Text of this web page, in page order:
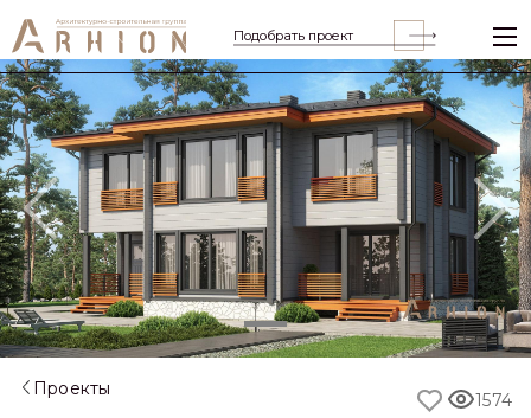
Подобрать проект
Previous
Проекты
1574